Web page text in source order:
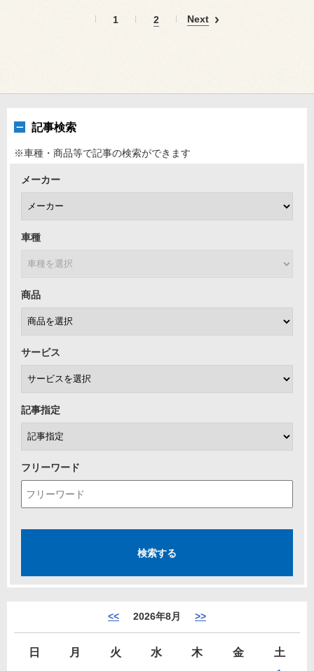
1 2 Next
記事検索
※車種・商品等で記事の検索ができます
メーカー
車種
商品
サービス
記事指定
フリーワード
<< 2026年8月 >>
日 月 火 水 木 金
土